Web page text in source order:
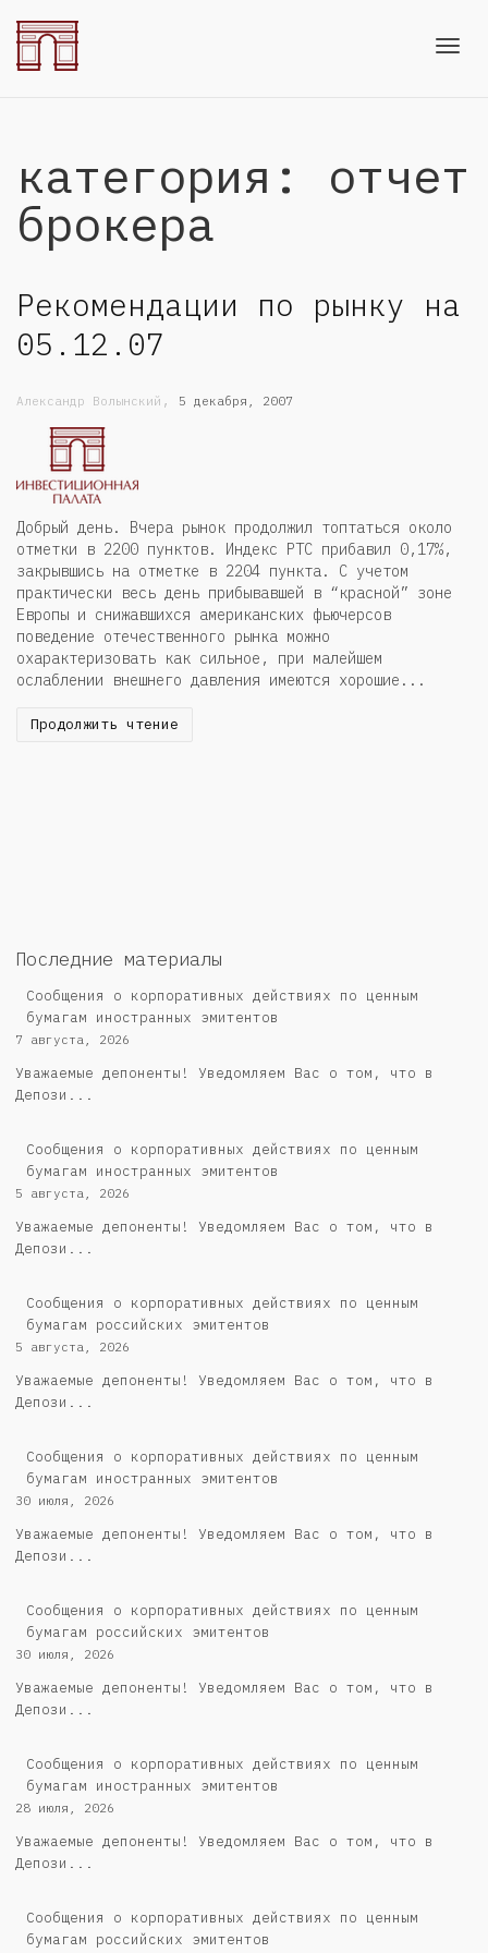
категория: отчет
брокера
Рекомендации по рынку на
05.12.07
Александр Волынский , 5 декабря, 2007
Добрый день. Вчера рынок продолжил топтаться около
отметки в 2200 пунктов. Индекс РТС прибавил 0,17%,
закрывшись на отметке в 2204 пункта. С учетом
практически весь день прибывавшей в “красной” зоне
Европы и снижавшихся американских фьючерсов
поведение отечественного рынка можно
охарактеризовать как сильное, при малейшем
ослаблении внешнего давления имеются хорошие...
Продолжить чтение
Последние материалы
Сообщения о корпоративных действиях по ценным
бумагам иностранных эмитентов
7 августа, 2026
Уважаемые депоненты! Уведомляем Вас о том, что в
Депози...
Сообщения о корпоративных действиях по ценным
бумагам иностранных эмитентов
5 августа, 2026
Уважаемые депоненты! Уведомляем Вас о том, что в
Депози...
Cообщения о корпоративных действиях по ценным
бумагам российских эмитентов
5 августа, 2026
Уважаемые депоненты! Уведомляем Вас о том, что в
Депози...
Сообщения о корпоративных действиях по ценным
бумагам иностранных эмитентов
30 июля, 2026
Уважаемые депоненты! Уведомляем Вас о том, что в
Депози...
Cообщения о корпоративных действиях по ценным
бумагам российских эмитентов
30 июля, 2026
Уважаемые депоненты! Уведомляем Вас о том, что в
Депози...
Сообщения о корпоративных действиях по ценным
бумагам иностранных эмитентов
28 июля, 2026
Уважаемые депоненты! Уведомляем Вас о том, что в
Депози...
Cообщения о корпоративных действиях по ценным
бумагам российских эмитентов